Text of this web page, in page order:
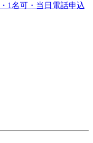
1名可・当日電話申込